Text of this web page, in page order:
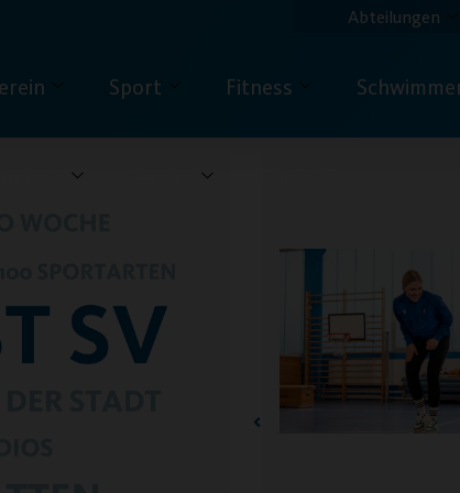
Abteilungen
Sport Fitness
unseren
die exklusive